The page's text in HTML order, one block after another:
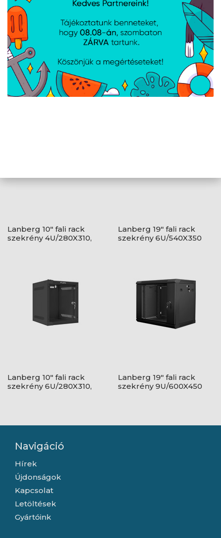
Tartalmazott
tartozékok
Első zár, Felhasználói kézikönyv,
Felhasználói útmutató, Földelő
kábel, Hátsó zár, Kerekek fékkel,
Lábak, M6-os csavarok, Oldalzárak,
Szellőzőpanel (6 ventilátor)
AJÁNLATUNKBÓL
Lanberg 10" fali rack
szekrény 4U/280X310,
Lanberg 19" fali rack
szekrény 6U/540X350
Lanberg 10" fali rack
szekrény 6U/280X310,
Lanberg 19" fali rack
szekrény 9U/600X450
Navigáció
Hírek
Újdonságok
Kapcsolat
Letöltések
Gyártóink